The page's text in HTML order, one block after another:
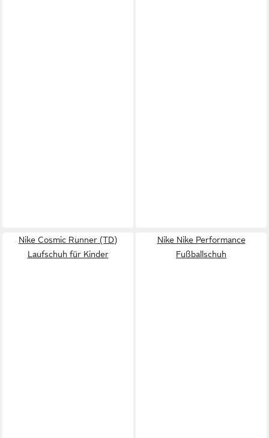
Nike Cosmic Runner (TD)
Laufschuh für Kinder
Nike Nike Performance
Fußballschuh